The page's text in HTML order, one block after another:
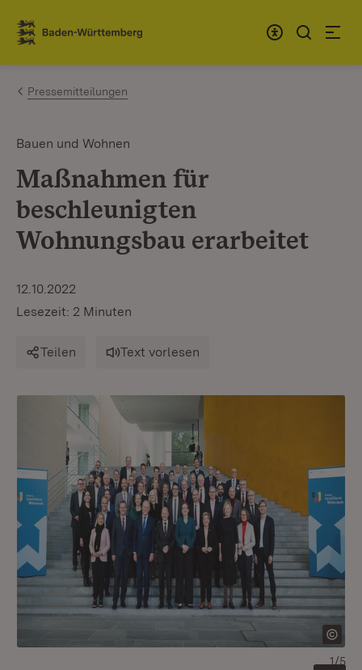
Zum Inhalt springen
Link zur Startseite
Pressemitteilungen
Bauen und Wohnen
Maßnahmen für
beschleunigten
Wohnungsbau erarbeitet
12.10.2022
Lesezeit: 2 Minuten
Teilen Text vorlesen
1/5